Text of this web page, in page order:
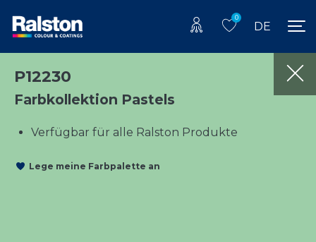
0
DE
P12230
Farbkollektion Pastels
Verfügbar für alle Ralston Produkte
Lege meine Farbpalette an